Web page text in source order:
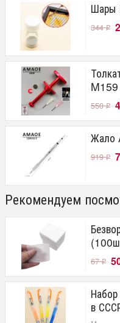
Шары
344₽
M159
550₽
Жало
919₽
Рекомендуем
67₽
в